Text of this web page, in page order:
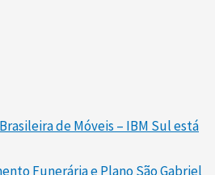
de Móveis – IBM Sul está
Funerária e Plano São Gabriel